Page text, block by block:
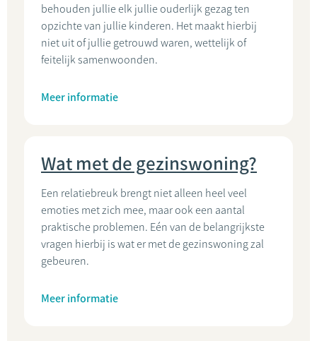
behouden jullie elk jullie ouderlijk gezag ten
opzichte van jullie kinderen. Het maakt hierbij
niet uit of jullie getrouwd waren, wettelijk of
feitelijk samenwoonden.
Meer informatie
Wat met de gezinswoning?
Een relatiebreuk brengt niet alleen heel veel
emoties met zich mee, maar ook een aantal
praktische problemen. Eén van de belangrijkste
vragen hierbij is wat er met de gezinswoning zal
gebeuren.
Meer informatie